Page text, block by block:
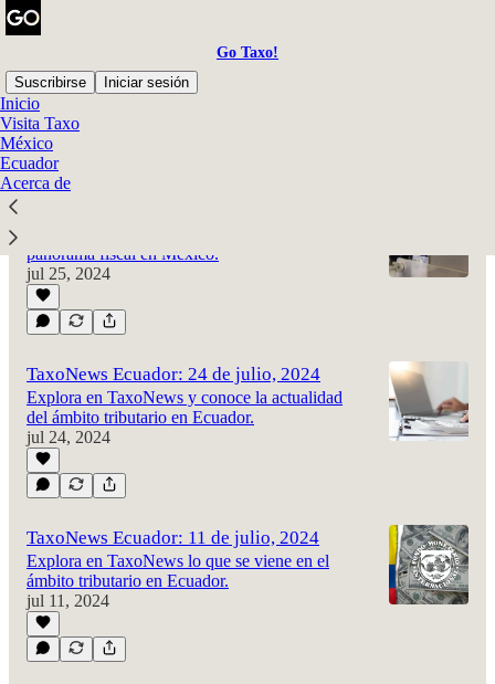
Go Taxo!
Suscribirse
Iniciar sesión
Inicio
Visita Taxo
México
Ecuador
Acerca de
Último
panorama fiscal en México.
jul 25, 2024
TaxoNews Ecuador: 24 de julio, 2024
Explora en TaxoNews y conoce la actualidad
del ámbito tributario en Ecuador.
jul 24, 2024
TaxoNews Ecuador: 11 de julio, 2024
Explora en TaxoNews lo que se viene en el
ámbito tributario en Ecuador.
jul 11, 2024